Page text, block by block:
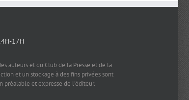
17H
auteurs et du Club de la Presse et de la
et un stockage à des fins privées sont
préalable et expresse de l'éditeur.